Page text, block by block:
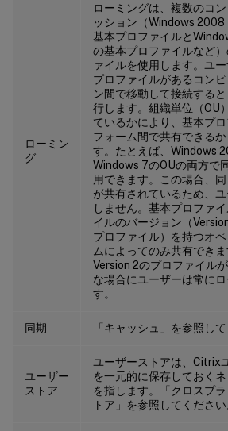
ローミン
グ
ローミングは、複数のコ
ッション（Windows
基本プロファイルと
の基本プロファイルなど
ァイルを使用します。ユ
プロファイルがあるコン
ン間で移動して接続する
行します。組織単位（OU
ているかにより、基本プ
フォーム間で共有できる
す。たとえば、Windows
Windows 7のOUの両方で
用できます。この場合、
が共有されているため、
しません。基本プロファ
イルのバージョン（
プロファイル）を持つオ
ムによってのみ共有できま
Version 2のプロファイル
な場合にユーザーは常に
す。
同期 「キャッシュ」を参照して
ユーザー
ストア
ユーザーストアは、Citrix
を一元的に保存しておく
を指します。「クロスプ
トア」を参照してください